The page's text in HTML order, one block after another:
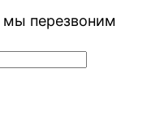
мы перезвоним